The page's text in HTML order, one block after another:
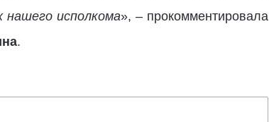
исполкома», – прокомментировала
.